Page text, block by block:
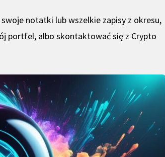
notatki lub wszelkie zapisy z okresu,
portfel, albo skontaktować się z Crypto